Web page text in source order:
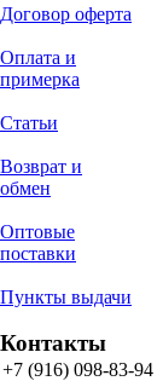
Договор оферта
Оплата и
примерка
Статьи
Возврат и
обмен
Оптовые
поставки
Пункты выдачи
Контакты
+7 (916) 098-83-94